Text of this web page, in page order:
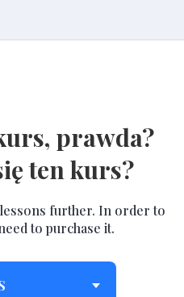
prawda?
ten kurs?
further. In order to
to purchase it.